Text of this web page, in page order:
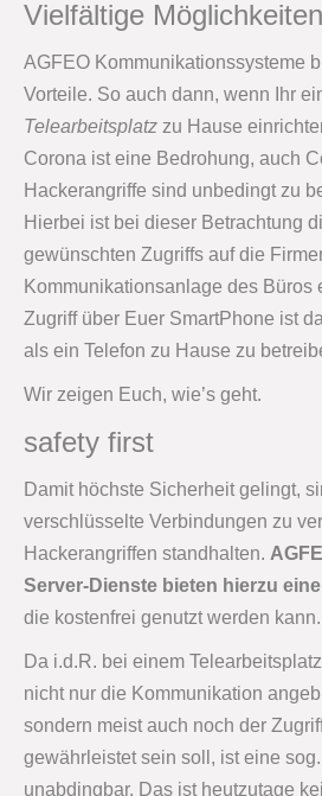
Vielfältige Möglichkeiten
AGFEO Kommunikationssysteme
Vorteile. So auch dann, wenn Ihr
Telearbeitsplatz zu Hause
Corona ist eine Bedrohung, auch
Hackerangriffe sind unbedingt zu
Hierbei ist bei dieser Betrachtung
gewünschten Zugriffs auf die
Kommunikationsanlage des Büros
Zugriff über Euer SmartPhone ist
als ein Telefon zu Hause zu
Wir zeigen Euch, wie’s geht.
safety first
Damit höchste Sicherheit gelingt,
verschlüsselte Verbindungen zu
Hackerangriffen standhalten.
Server-Dienste bieten hierzu
die kostenfrei genutzt werden kann.
Da i.d.R. bei einem
nicht nur die Kommunikation
sondern meist auch noch der
gewährleistet sein soll, ist eine sog.
unabdingbar. Das ist heutzutage